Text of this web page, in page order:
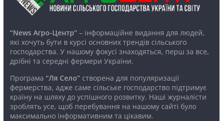
“News Агро-Центр”– інформаційне видання для людей,
які хочуть бути в курсі основних трендів сільського
господарства. У нашому фокусі знаходяться, перш за все,
дрібні та середні фермери України.
Програма “Ля Село”створена для популяризації
фермерства, адже саме сільське господарство підтримує
країну на шляху до успішного розвитку. Наші журналісти
зроблять усе, щоб перебування на нашому сайті було
максимально інформативним та цікавим.